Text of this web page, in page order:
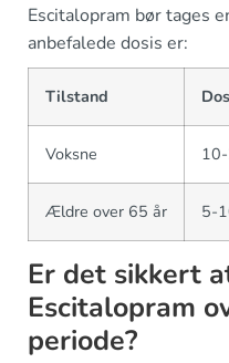
Escitalopram bør tages
anbefalede dosis er:
Tilstand
Voksne
Ældre over 65 år 5-
Er det sikkert
Escitalopram
periode?